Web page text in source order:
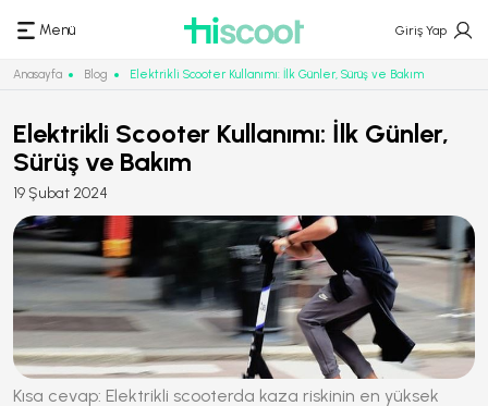
Menü Giriş Yap
Anasayfa Blog Elektrikli Scooter Kullanımı: İlk Günler, Sürüş ve Bakım
Elektrikli Scooter Kullanımı: İlk Günler,
Sürüş ve Bakım
19 Şubat 2024
Kısa cevap: Elektrikli scooterda kaza riskinin en yüksek